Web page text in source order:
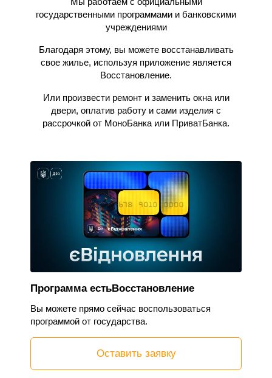
государственными программами и банковскими
учреждениями
Благодаря этому, вы можете восстанавливать
свое жилье, используя приложение является
Восстановление.
Или произвести ремонт и заменить окна или
двери, оплатив работу и сами изделия с
рассрочкой от МоноБанка или ПриватБанка.
Программа естьВосстановление
Вы можете прямо сейчас воспользоваться
программой от государства.
Оставить заявку